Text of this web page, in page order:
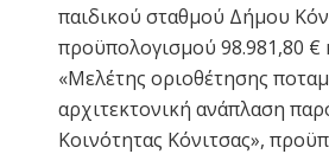
παιδικού σταθμού Δήμου
προϋπολογισμού 98.981,80 €
«Μελέτης οριοθέτησης
αρχιτεκτονική ανάπλαση
Κοινότητας Κόνιτσας»,